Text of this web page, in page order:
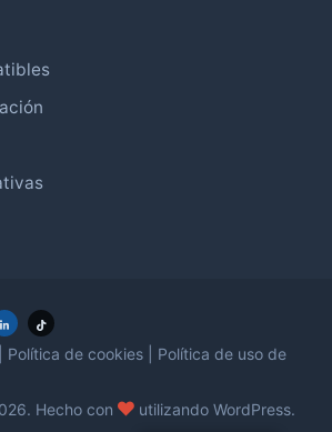
Política de cookies
Política de uso de
Hecho con
amor
utilizando WordPress.